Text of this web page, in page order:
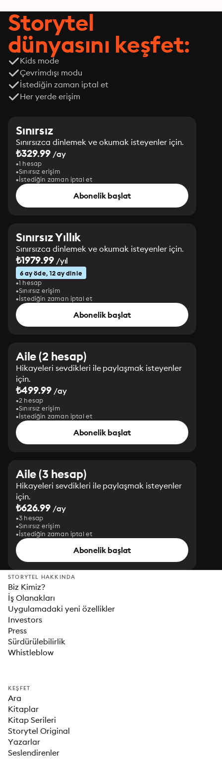
Storytel
dünyasını keşfet:
Kids mode
Çevrimdışı modu
İstediğin zaman iptal et
Her yerde erişim
Sınırsız
Sınırsızca dinlemek ve okumak isteyenler için.
₺329.99 /ay
1 hesap
Sınırsız erişim
İstediğin zaman iptal et
Abonelik başlat
Sınırsız Yıllık
Sınırsızca dinlemek ve okumak isteyenler için.
₺1979.99/yıl
6 ay öde, 12 ay dinle
1 hesap
Sınırsız erişim
İstediğin zaman iptal et
Abonelik başlat
Aile (2 hesap)
Hikayeleri sevdikleri ile paylaşmak isteyenler
için.
₺499.99 /ay
2 hesap
Sınırsız erişim
İstediğin zaman iptal et
Abonelik başlat
Aile (3 hesap)
Hikayeleri sevdikleri ile paylaşmak isteyenler
için.
₺626.99 /ay
3 hesap
Sınırsız erişim
İstediğin zaman iptal et
Abonelik başlat
STORYTEL HAKKINDA
Biz Kimiz?
İş Olanakları
Uygulamadaki yeni özellikler
Investors
Press
Sürdürülebilirlik
Whistleblow
KEŞFET
Ara
Kitaplar
Kitap Serileri
Storytel Original
Yazarlar
Seslendirenler